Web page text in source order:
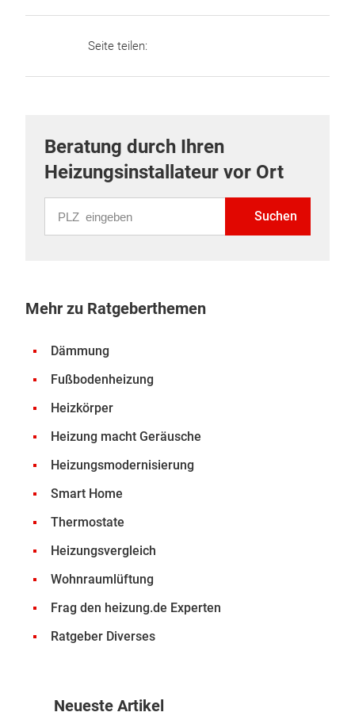
Seite teilen:
Beratung durch Ihren
Heizungsinstallateur vor Ort
Suchen
Mehr zu Ratgeberthemen
Dämmung
Fußbodenheizung
Heizkörper
Heizung macht Geräusche
Heizungsmodernisierung
Smart Home
Thermostate
Heizungsvergleich
Wohnraumlüftung
Frag den heizung.de Experten
Ratgeber Diverses
Neueste Artikel